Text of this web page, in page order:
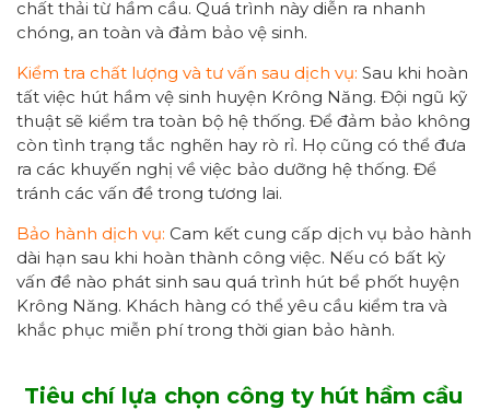
chất thải từ hầm cầu. Quá trình này diễn ra nhanh
chóng, an toàn và đảm bảo vệ sinh.
Kiểm tra chất lượng và tư vấn sau dịch vụ: Sau khi hoàn
tất việc hút hầm vệ sinh huyện Krông Năng. Đội ngũ kỹ
thuật sẽ kiểm tra toàn bộ hệ thống. Để đảm bảo không
còn tình trạng tắc nghẽn hay rò rỉ. Họ cũng có thể đưa
ra các khuyến nghị về việc bảo dưỡng hệ thống. Để
tránh các vấn đề trong tương lai.
Bảo hành dịch vụ: Cam kết cung cấp dịch vụ bảo hành
dài hạn sau khi hoàn thành công việc. Nếu có bất kỳ
vấn đề nào phát sinh sau quá trình hút bể phốt huyện
Krông Năng. Khách hàng có thể yêu cầu kiểm tra và
khắc phục miễn phí trong thời gian bảo hành.
Tiêu chí lựa chọn công ty hút hầm cầu